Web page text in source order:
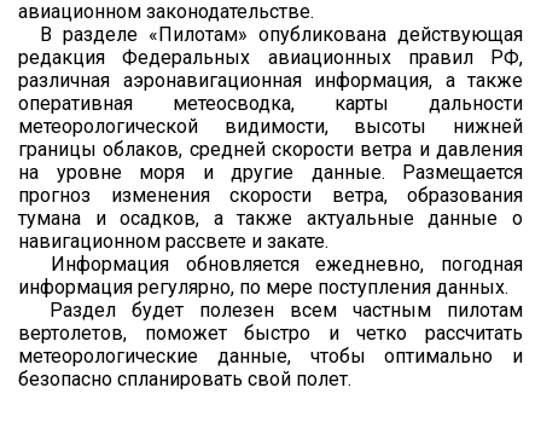
авиационном законодательстве.
В разделе «Пилотам» опубликована действующая
редакция Федеральных авиационных правил РФ,
различная аэронавигационная информация, а также
оперативная метеосводка, карты дальности
метеорологической видимости, высоты нижней
границы облаков, средней скорости ветра и давления
на уровне моря и другие данные. Размещается
прогноз изменения скорости ветра, образования
тумана и осадков, а также актуальные данные о
навигационном рассвете и закате.
Информация обновляется ежедневно, погодная
информация регулярно, по мере поступления данных.
Раздел будет полезен всем частным пилотам
вертолетов, поможет быстро и четко рассчитать
метеорологические данные, чтобы оптимально и
безопасно спланировать свой полет.